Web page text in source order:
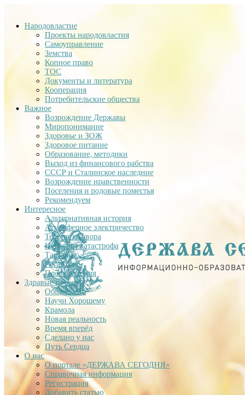
Народовластие
Проекты народовластия
Самоуправление
Земства
Копное право
ТОС
Документы и литература
Кооперация
Потребительские общества
Важное
Возрождение Державы
Миропонимание
Здоровье и ЗОЖ
Здоровое питание
Образование, методики
Выход из финансового рабства
СССР и Сталинское наследние
Возрождение нравственности
Поселения и родовые поместья
Рекомендуем
Интересное
Альтернативная история
Атмосферное электричество
Теория заговора
Недавняя катастрофа
Тартария
Гиганты
Плоская Земля
Здравые проекты
Общее дело
Научи Хорошему
Крамола
Новая реальность
Время вперёд
Сделано у нас
Путь Сердца
О нас
О портале «ДЕРЖАВА СЕГОДНЯ»
Справочная информация
Регистрация
Добавить статью